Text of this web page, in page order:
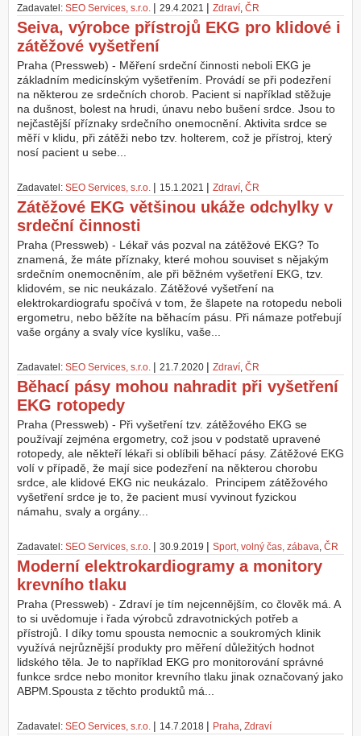
a
l
o
ž
i
t
ú
č
e
t
Zadavatel: SEO Services, s.r.o. | 29.4.2021 | Zdraví, ČR
Seiva, výrobce přístrojů EKG pro klidové i
zátěžové vyšetření
Praha (Pressweb) - Měření srdeční činnosti neboli EKG je
základním medicínským vyšetřením. Provádí se při podezření
na některou ze srdečních chorob. Pacient si například stěžuje
na dušnost, bolest na hrudi, únavu nebo bušení srdce. Jsou to
nejčastější příznaky srdečního onemocnění. Aktivita srdce se
měří v klidu, při zátěži nebo tzv. holterem, což je přístroj, který
nosí pacient u sebe...
Zadavatel: SEO Services, s.r.o. | 15.1.2021 | Zdraví, ČR
Zátěžové EKG většinou ukáže odchylky v
srdeční činnosti
Praha (Pressweb) - Lékař vás pozval na zátěžové EKG? To
znamená, že máte příznaky, které mohou souviset s nějakým
srdečním onemocněním, ale při běžném vyšetření EKG, tzv.
klidovém, se nic neukázalo. Zátěžové vyšetření na
elektrokardiografu spočívá v tom, že šlapete na rotopedu neboli
ergometru, nebo běžíte na běhacím pásu. Při námaze potřebují
vaše orgány a svaly více kyslíku, vaše...
Zadavatel: SEO Services, s.r.o. | 21.7.2020 | Zdraví, ČR
Běhací pásy mohou nahradit při vyšetření
EKG rotopedy
Praha (Pressweb) - Při vyšetření tzv. zátěžového EKG se
používají zejména ergometry, což jsou v podstatě upravené
rotopedy, ale někteří lékaři si oblíbili běhací pásy. Zátěžové EKG
volí v případě, že mají sice podezření na některou chorobu
srdce, ale klidové EKG nic neukázalo. Principem zátěžového
vyšetření srdce je to, že pacient musí vyvinout fyzickou
námahu, svaly a orgány...
Zadavatel: SEO Services, s.r.o. | 30.9.2019 | Sport, volný čas, zábava, ČR
Moderní elektrokardiogramy a monitory
krevního tlaku
Praha (Pressweb) - Zdraví je tím nejcennějším, co člověk má. A
to si uvědomuje i řada výrobců zdravotnických potřeb a
přístrojů. I díky tomu spousta nemocnic a soukromých klinik
využívá nejrůznější produkty pro měření důležitých hodnot
lidského těla. Je to například EKG pro monitorování správné
funkce srdce nebo monitor krevního tlaku jinak označovaný jako
ABPM.Spousta z těchto produktů má...
Zadavatel: SEO Services, s.r.o. | 14.7.2018 | Praha, Zdraví